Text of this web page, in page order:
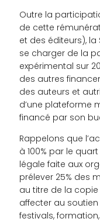
Outre la
de cette
et des éditeurs),
se charger de la
expérimental sur
des autres
des auteurs et
d’une plateforme
financé par son
Rappelons que
à 100% par le
légale faite aux
prélever 25% des
au titre de la
affecter au
festivals, formation,